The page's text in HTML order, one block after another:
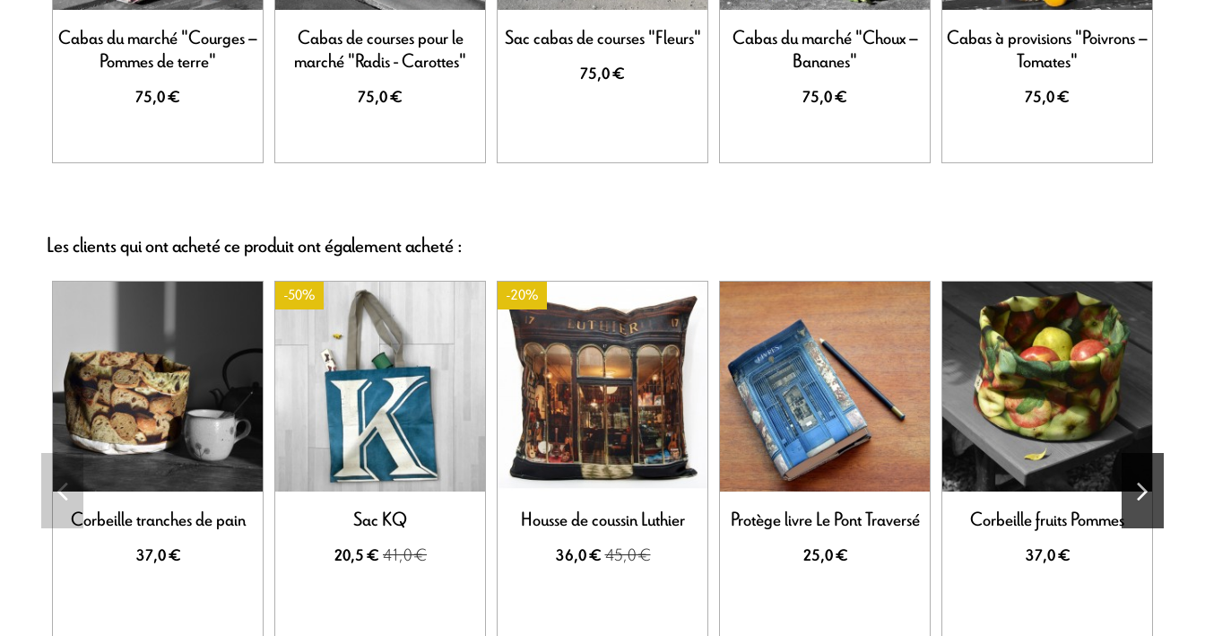
Cabas du marché "Courges –
Pommes de terre"
75,0 €
Cabas de courses pour le
marché "Radis - Carottes"
75,0 €
Sac cabas de courses "Fleurs"
75,0 €
Cabas du marché "Choux –
Bananes"
75,0 €
Cabas à provisions "Poivrons –
Tomates"
75,0 €
Les clients qui ont acheté ce produit ont également acheté :
Corbeille tranches de pain
37,0 €
-50%
Sac KQ
20,5 € 41,0 €
-20%
Housse de coussin Luthier
36,0 €45,0 €
Protège livre Le Pont Traversé
25,0 €
Corbeille fruits Pommes
37,0 €